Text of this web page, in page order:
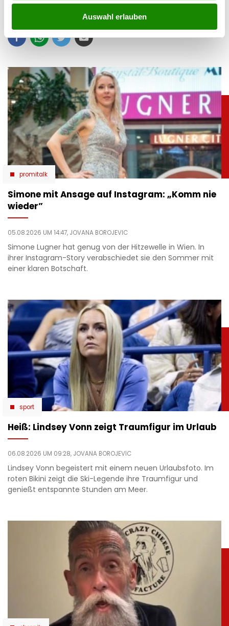
Auswahl erlauben
promitalk
Simone mit Ansage auf Instagram: „Komm nie
wieder”
05.08.2026 UM 14:47, JOVANA BOROJEVIC
Simone Lugner hat genug von der Hitzewelle in Wien. In
ihrer Instagram-Story verabschiedet sie den Sommer mit
einer klaren Botschaft.
sport
Heiß: Lindsey Vonn zeigt Traumfigur im Urlaub
06.08.2026 UM 09:28, JOVANA BOROJEVIC
Lindsey Vonn begeistert mit einem neuen Urlaubsfoto. Im
roten Bikini zeigt die Ski-Legende ihre Traumfigur und
genießt entspannte Stunden am Meer.